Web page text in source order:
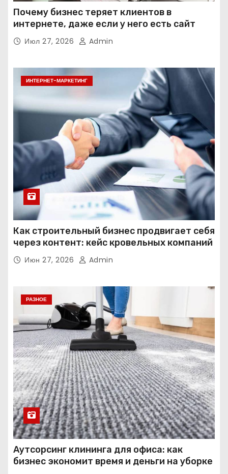
Почему бизнес теряет клиентов в
интернете, даже если у него есть сайт
Июл 27, 2026 Admin
ИНТЕРНЕТ-МАРКЕТИНГ
Как строительный бизнес продвигает себя
через контент: кейс кровельных компаний
Июн 27, 2026 Admin
РАЗНОЕ
Аутсорсинг клининга для офиса: как
бизнес экономит время и деньги на уборке